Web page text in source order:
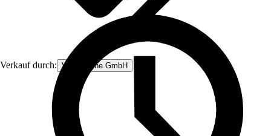
Verkauf durch: V&V Online GmbH